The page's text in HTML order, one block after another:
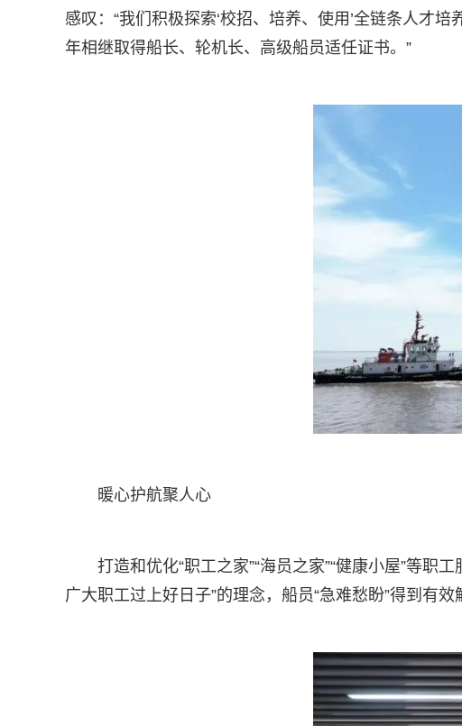
感叹：“我们积极探索‘校招、培养、使用’全链条人才
年相继取得船长、轮机长、高级船员适任证书。”
暖心护航聚人心
打造和优化“职工之家”“海员之家”“健康小屋”等
广大职工过上好日子”的理念，船员“急难愁盼”得到有效